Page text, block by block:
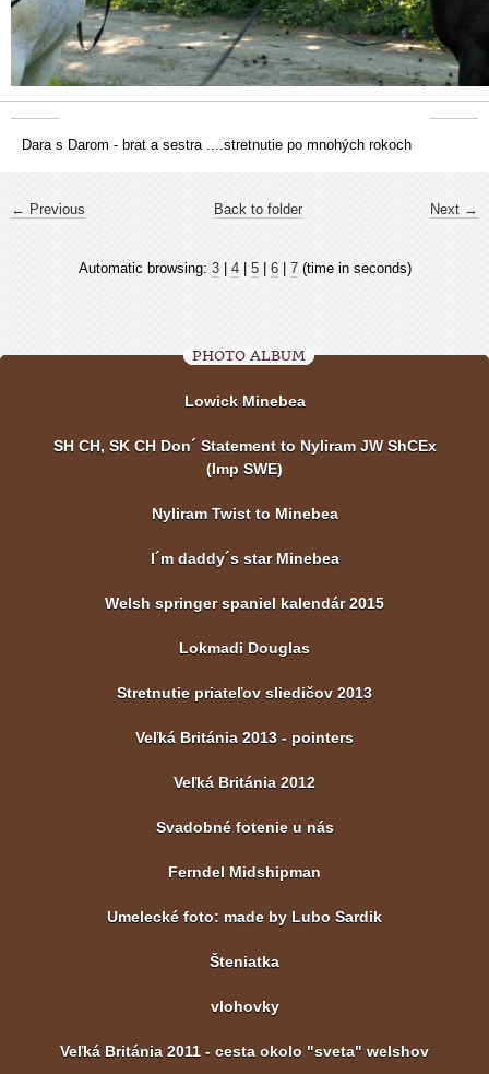
Dara s Darom - brat a sestra ....stretnutie po mnohých rokoch
← Previous Next →
Back to folder
Automatic browsing: 3| 4| 5| 6| 7(time in seconds)
PHOTO ALBUM
Lowick Minebea
SH CH, SK CH Don´ Statement to Nyliram JW ShCEx
(Imp SWE)
Nyliram Twist to Minebea
I´m daddy´s star Minebea
Welsh springer spaniel kalendár 2015
Lokmadi Douglas
Stretnutie priateľov sliedičov 2013
Veľká Británia 2013 - pointers
Veľká Británia 2012
Svadobné fotenie u nás
Ferndel Midshipman
Umelecké foto: made by Lubo Sardik
Šteniatka
vlohovky
Veľká Británia 2011 - cesta okolo "sveta" welshov